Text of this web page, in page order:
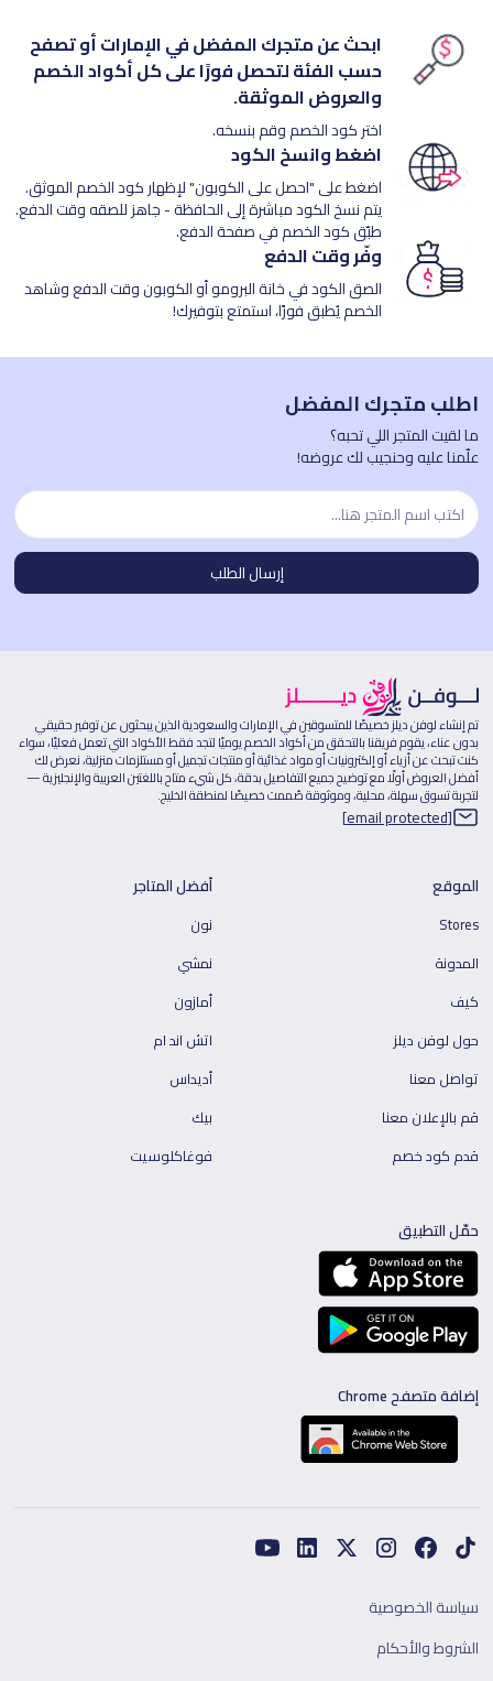
ابحث عن متجرك المفضل في الإمارات أو تصفح
حسب الفئة لتحصل فورًا على كل أكواد الخصم
والعروض الموثقة.
اختر كود الخصم وقم بنسخه.
اضغط وانسخ الكود
اضغط على "احصل على الكوبون" لإظهار كود الخصم الموثق.
يتم نسخ الكود مباشرة إلى الحافظة - جاهز للصقه وقت الدفع.
طبّق كود الخصم في صفحة الدفع.
وفّر وقت الدفع
الصق الكود في خانة البرومو أو الكوبون وقت الدفع وشاهد
الخصم يُطبق فورًا، استمتع بتوفيرك!
اطلب متجرك المفضل
ما لقيت المتجر اللي تحبه؟
علّمنا عليه وحنجيب لك عروضه!
تم إنشاء لوفن ديلز خصيصًا للمتسوقين في الإمارات والسعودية الذين يبحثون عن توفير حقيقي
بدون عناء، يقوم فريقنا بالتحقق من أكواد الخصم يوميًا لتجد فقط الأكواد التي تعمل فعليًا، سواء
كنت تبحث عن أزياء أو إلكترونيات أو مواد غذائية أو منتجات تجميل أو مستلزمات منزلية، نعرض لك
أفضل العروض أولًا مع توضيح جميع التفاصيل بدقة، كل شيء متاح باللغتين العربية والإنجليزية —
لتجربة تسوق سهلة، محلية، وموثوقة صُممت خصيصًا لمنطقة الخليج.
[email protected]
الموقع
Stores
المدونة
كيف
حول لوفن ديلز
تواصل معنا
قم بالإعلان معنا
قدم كود خصم
أفضل المتاجر
نون
نمشي
أمازون
اتش اند ام
أديداس
بيك
فوغاكلوسيت
حمّل التطبيق
إضافة متصفح Chrome
سياسة الخصوصية
الشروط والأحكام